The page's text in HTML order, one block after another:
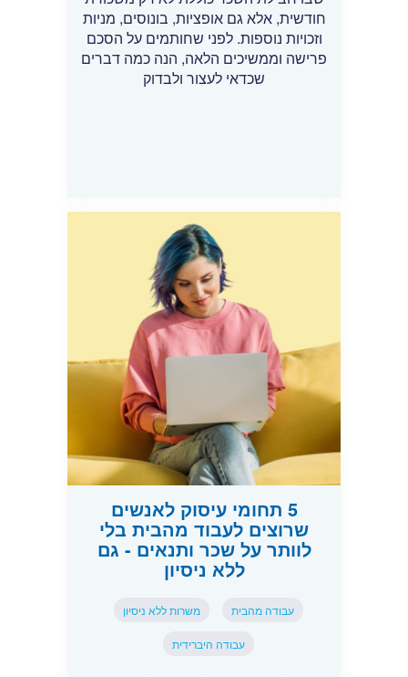
חודשית, אלא גם אופציות, בונוסים, מניות
וזכויות נוספות. לפני שחותמים על הסכם
פרישה וממשיכים הלאה, הנה כמה דברים
שכדאי לעצור ולבדוק
5 תחומי עיסוק לאנשים
שרוצים לעבוד מהבית בלי
לוותר על שכר ותנאים - גם
ללא ניסיון
עבודה מהבית משרות ללא ניסיון
עבודה היברידית